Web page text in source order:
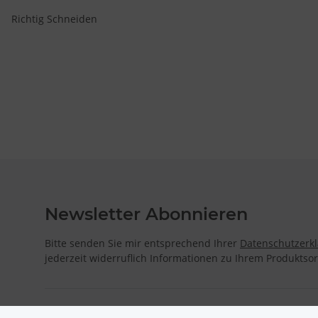
Richtig Schneiden
Newsletter Abonnieren
Bitte senden Sie mir entsprechend Ihrer
jederzeit widerruflich Informationen zu Ihrem